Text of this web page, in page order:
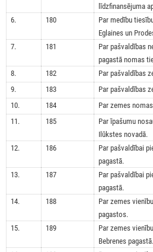
līdzfinansējuma
6.
180
Par medību
Eglaines un
7.
181
Par pašvaldības
pagastā nomas
8.
182
Par pašvaldības
9.
183
Par pašvaldības
10.
184
Par zemes
11.
185
Par īpašumu
Ilūkstes novadā.
12.
186
Par pašvaldībai
pagastā.
13.
187
Par pašvaldībai
pagastā.
14.
188
Par zemes
pagastos.
15.
189
Par zemes
Bebrenes pagastā.